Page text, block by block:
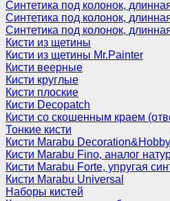
Синтетика под колонок,
Синтетика под колонок,
Синтетика под колонок,
Кисти из щетины
Кисти из щетины Mr.Painter
Кисти веерные
Кисти круглые
Кисти плоские
Кисти Decopatch
Кисти со скошенным краем
Тонкие кисти
Кисти Marabu Decoration&Hobby
Кисти Marabu Fino, аналог
Кисти Marabu Forte, упругая
Кисти Marabu Universal
Наборы кистей